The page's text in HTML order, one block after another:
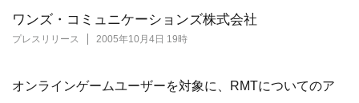
ワンズ・コミュニケーションズ株式会社
プレスリリース 2005年10月4日 19時
オンラインゲームユーザーを対象に、RMTについてのア